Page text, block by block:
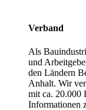
Verband
Als
und
den Ländern
Anhalt. Wir
mit ca. 20.000
Informationen